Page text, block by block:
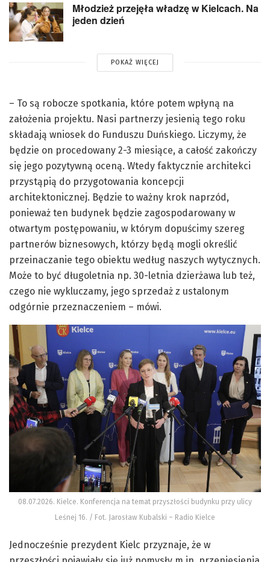
Młodzież przejęła władzę w Kielcach. Na
jeden dzień
POKAŻ WIĘCEJ
– To są robocze spotkania, które potem wpłyną na
założenia projektu. Nasi partnerzy jesienią tego roku
składają wniosek do Funduszu Duńskiego. Liczymy, że
będzie on procedowany 2-3 miesiące, a całość zakończy
się jego pozytywną oceną. Wtedy faktycznie architekci
przystąpią do przygotowania koncepcji
architektonicznej. Będzie to ważny krok naprzód,
ponieważ ten budynek będzie zagospodarowany w
otwartym postępowaniu, w którym dopuścimy szereg
partnerów biznesowych, którzy będą mogli określić
przeinaczanie tego obiektu według naszych wytycznych.
Może to być długoletnia np. 30-letnia dzierżawa lub też,
czego nie wykluczamy, jego sprzedaż z ustalonym
odgórnie przeznaczeniem – mówi.
08.07.2026. Kielce. Konferencja na temat przyszłości budynku przy ulicy
Leśnej 16. / Fot. Jarosław Kubalski – Radio Kielce
Jednocześnie prezydent Kielc przyznaje, że w